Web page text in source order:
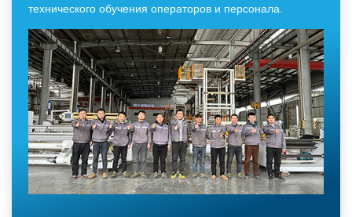
технического обучения операторов и персонала.